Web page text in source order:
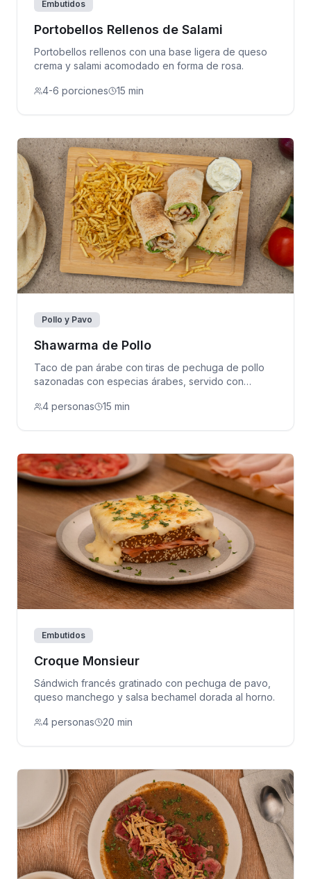
Embutidos
Portobellos Rellenos de Salami
Portobellos rellenos con una base ligera de queso
crema y salami acomodado en forma de rosa.
4-6 porciones 15 min
Pollo y Pavo
Shawarma de Pollo
Taco de pan árabe con tiras de pechuga de pollo
sazonadas con especias árabes, servido con
4 personas
15 min
Embutidos
Croque Monsieur
Sándwich francés gratinado con pechuga de pavo,
queso manchego y salsa bechamel dorada al horno.
4 personas 20 min